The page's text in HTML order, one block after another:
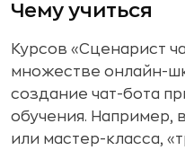
Чему учиться
Курсов «Cценарист
множестве онлайн-
создание чат-бота
обучения. Например,
или мастер-класса,